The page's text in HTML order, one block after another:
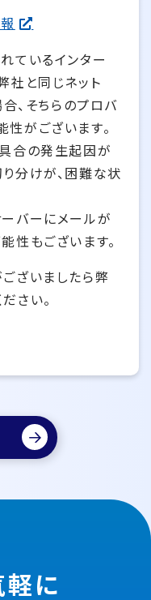
ているインター
社と同じネット
、そちらのプロバ
がございます。
合の発生起因が
分けが、困難な状
バーにメールが
性もございます。
ざいましたら弊
さい。
に